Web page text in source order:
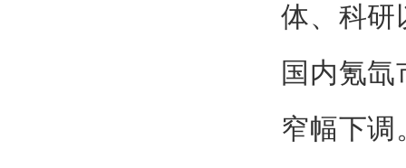
体、科研
国内氪
窄幅下调